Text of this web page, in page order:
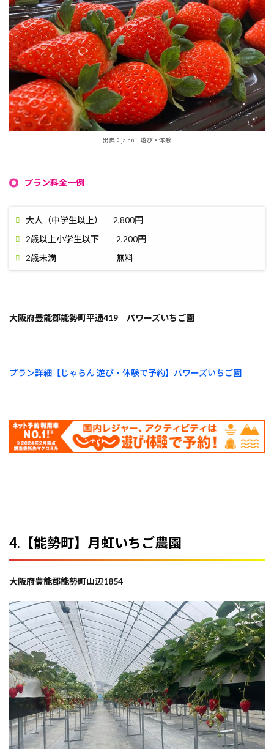
出典：jalan 遊び・体験
プラン料金一例
大人（中学生以上） 2,800円
2歳以上小学生以下 2,200円
2歳未満 無料
大阪府豊能郡能勢町平通419 パワーズいちご園
プラン詳細【じゃらん 遊び・体験で予約】パワーズいちご園
4.【能勢町】月虹いちご農園
大阪府豊能郡能勢町山辺1854